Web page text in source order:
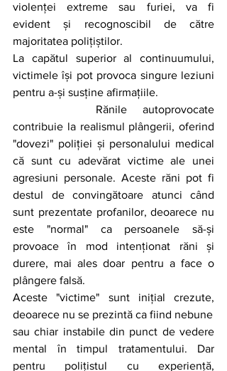
violenței extreme sau furiei, va fi
evident și recognoscibil de către
majoritatea polițiștilor.
La capătul superior al continuumului,
victimele își pot provoca singure leziuni
pentru a-și susține afirmațiile.
contribuie la realismul plângerii, oferind
"dovezi" poliției și personalului medical
că sunt cu adevărat victime ale unei
agresiuni personale. Aceste răni pot fi
destul de convingătoare atunci când
sunt prezentate profanilor, deoarece nu
este "normal" ca persoanele să-și
provoace în mod intenționat răni și
durere, mai ales doar pentru a face o
plângere falsă.
Aceste "victime" sunt inițial crezute,
deoarece nu se prezintă ca fiind nebune
sau chiar instabile din punct de vedere
mental în timpul tratamentului. Dar
pentru polițistul cu experiență,